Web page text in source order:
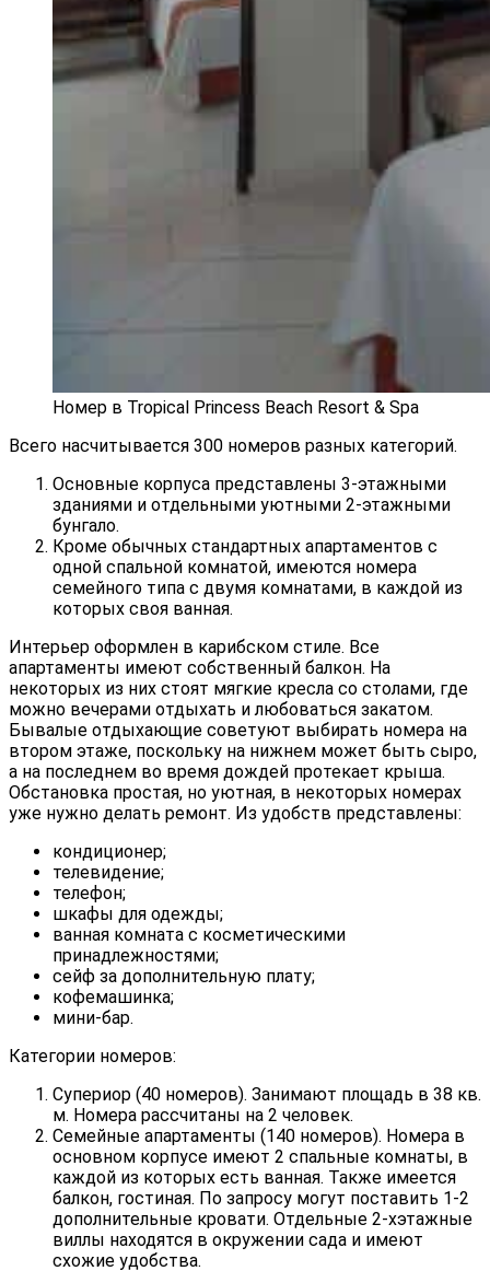
Номер в Tropical Princess Beach Resort & Spa
Всего насчитывается 300 номеров разных категорий.
Основные корпуса представлены 3-этажными
зданиями и отдельными уютными 2-этажными
бунгало.
Кроме обычных стандартных апартаментов с
одной спальной комнатой, имеются номера
семейного типа с двумя комнатами, в каждой из
которых своя ванная.
Интерьер оформлен в карибском стиле. Все
апартаменты имеют собственный балкон. На
некоторых из них стоят мягкие кресла со столами, где
можно вечерами отдыхать и любоваться закатом.
Бывалые отдыхающие советуют выбирать номера на
втором этаже, поскольку на нижнем может быть сыро,
а на последнем во время дождей протекает крыша.
Обстановка простая, но уютная, в некоторых номерах
уже нужно делать ремонт. Из удобств представлены:
кондиционер;
телевидение;
телефон;
шкафы для одежды;
ванная комната с косметическими
принадлежностями;
сейф за дополнительную плату;
кофемашинка;
мини-бар.
Категории номеров:
Супериор (40 номеров). Занимают площадь в 38 кв.
м. Номера рассчитаны на 2 человек.
Семейные апартаменты (140 номеров). Номера в
основном корпусе имеют 2 спальные комнаты, в
каждой из которых есть ванная. Также имеется
балкон, гостиная. По запросу могут поставить 1-2
дополнительные кровати. Отдельные 2-хэтажные
виллы находятся в окружении сада и имеют
схожие удобства.